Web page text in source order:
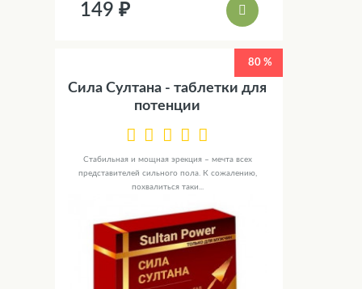
149 ₽
80 %
Сила Султана - таблетки для
потенции
Стабильная и мощная эрекция – мечта всех
представителей сильного пола. К сожалению,
похвалиться таки...